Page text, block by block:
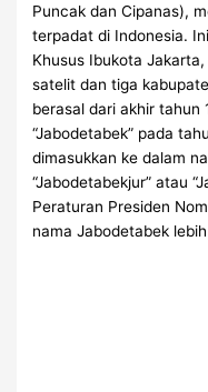
Puncak dan Cipanas),
terpadat di Indonesia.
Khusus Ibukota
satelit dan tiga
berasal dari akhir tahun
“Jabodetabek” pada
dimasukkan ke dalam
“Jabodetabekjur” atau
Peraturan Presiden
nama Jabodetabek